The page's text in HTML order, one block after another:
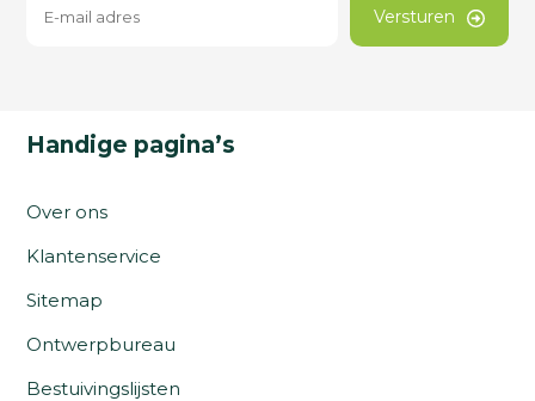
Versturen
Handige pagina’s
Over ons
Klantenservice
Sitemap
Ontwerpbureau
Bestuivingslijsten